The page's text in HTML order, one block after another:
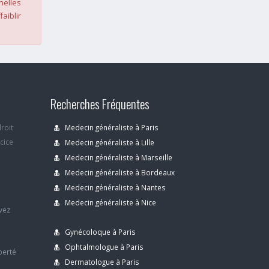
Recherches Fréquentes
Medecin généraliste à Paris
Medecin généraliste à Lille
Medecin généraliste à Marseille
Medecin généraliste à Bordeaux
Medecin généraliste à Nantes
Medecin généraliste à Nice
Gynécoloque à Paris
Ophtalmologue à Paris
Dermatologue à Paris